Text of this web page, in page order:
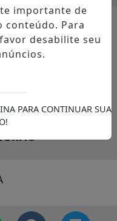
importante de
conteúdo. Para
desabilite seu
PARA CONTINUAR SUA